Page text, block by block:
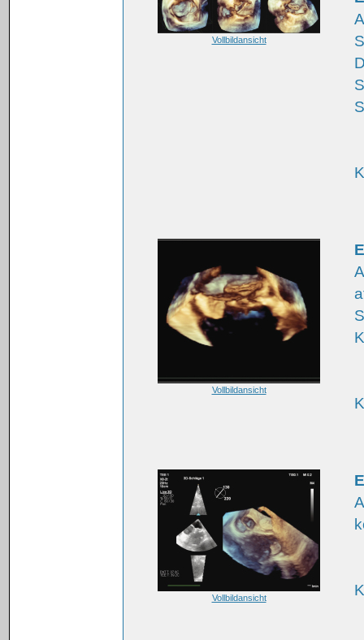
Vollbildansicht
Vollbildansicht
Vollbildansicht